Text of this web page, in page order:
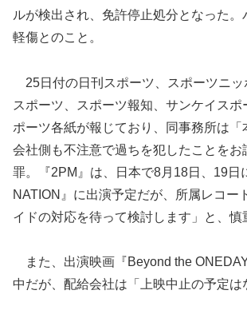
ルが検出され、免許停止処分となった。
軽傷とのこと。
25日付の日刊スポーツ、スポーツニッ
スポーツ、スポーツ報知、サンケイスポ
ポーツ各紙が報じており、同事務所は「
会社側も不注意で過ちを犯したことをお
罪。『2PM』は、日本で8月18日、19日
NATION』に出演予定だが、所属レコー
イドの対応を待って検討します」と、慎
また、出演映画『Beyond the
中だが、配給会社は「上映中止の予定は